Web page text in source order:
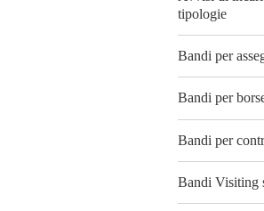
tipologie
Bandi per
Bandi per
Bandi per
Bandi Visiting